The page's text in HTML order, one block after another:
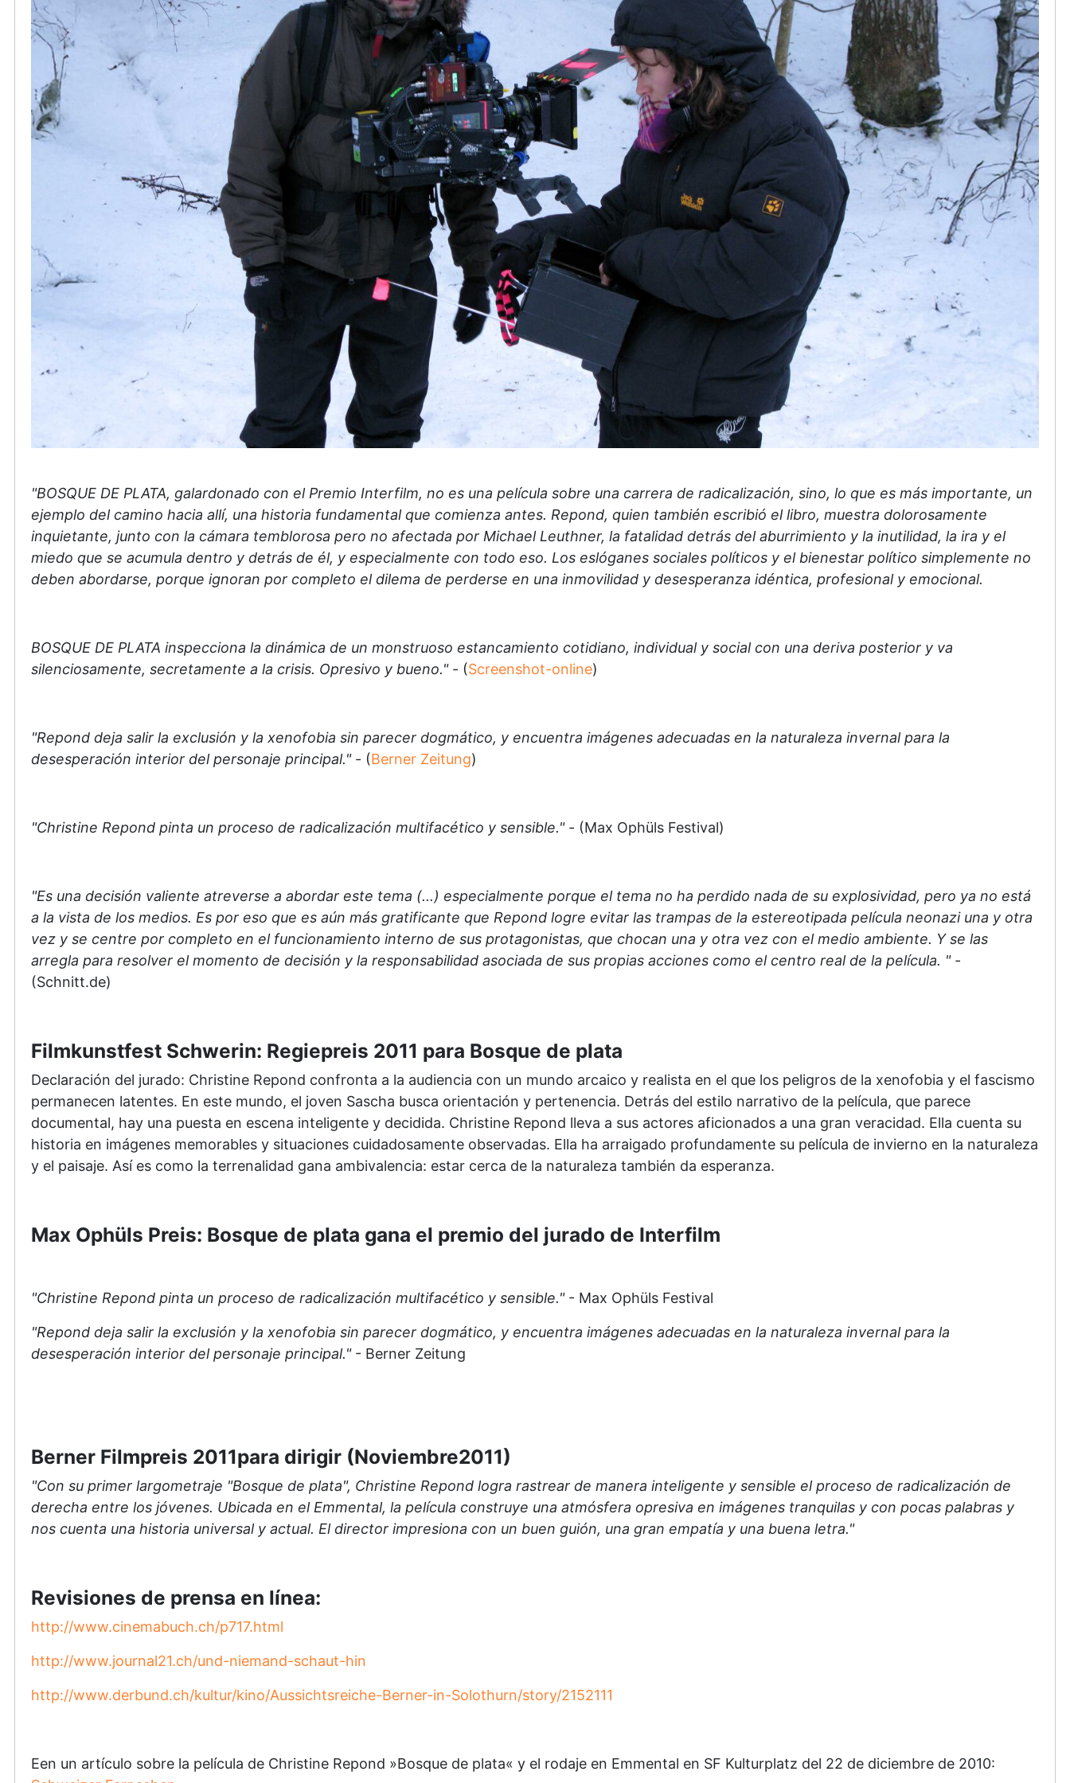
"BOSQUE DE PLATA, galardonado con el Premio Interfilm, no es una película sobre una carrera de radicalización, sino, lo que es más importante, un
ejemplo del camino hacia allí, una historia fundamental que comienza antes. Repond, quien también escribió el libro, muestra dolorosamente
inquietante, junto con la cámara temblorosa pero no afectada por Michael Leuthner, la fatalidad detrás del aburrimiento y la inutilidad, la ira y el
miedo que se acumula dentro y detrás de él, y especialmente con todo eso. Los eslóganes sociales políticos y el bienestar político simplemente no
deben abordarse, porque ignoran por completo el dilema de perderse en una inmovilidad y desesperanza idéntica, profesional y emocional.
BOSQUE DE PLATA inspecciona la dinámica de un monstruoso estancamiento cotidiano, individual y social con una deriva posterior y va
silenciosamente, secretamente a la crisis. Opresivo y bueno."- (Screenshot-online)
"Repond deja salir la exclusión y la xenofobia sin parecer dogmático, y encuentra imágenes adecuadas en la naturaleza invernal para la
desesperación interior del personaje principal."- (Berner Zeitung)
"Christine Repond pinta un proceso de radicalización multifacético y sensible."- (Max Ophüls Festival)
"Es una decisión valiente atreverse a abordar este tema (...) especialmente porque el tema no ha perdido nada de su explosividad, pero ya no está
a la vista de los medios. Es por eso que es aún más gratificante que Repond logre evitar las trampas de la estereotipada película neonazi una y otra
vez y se centre por completo en el funcionamiento interno de sus protagonistas, que chocan una y otra vez con el medio ambiente. Y se las
arregla para resolver el momento de decisión y la responsabilidad asociada de sus propias acciones como el centro real de la película. "-
(Schnitt.de)
Filmkunstfest Schwerin: Regiepreis 2011 para Bosque de plata
Declaración del jurado: Christine Repond confronta a la audiencia con un mundo arcaico y realista en el que los peligros de la xenofobia y el fascismo
permanecen latentes. En este mundo, el joven Sascha busca orientación y pertenencia. Detrás del estilo narrativo de la película, que parece
documental, hay una puesta en escena inteligente y decidida. Christine Repond lleva a sus actores aficionados a una gran veracidad. Ella cuenta su
historia en imágenes memorables y situaciones cuidadosamente observadas. Ella ha arraigado profundamente su película de invierno en la naturaleza
y el paisaje. Así es como la terrenalidad gana ambivalencia: estar cerca de la naturaleza también da esperanza.
Max Ophüls Preis: Bosque de plata gana el premio del jurado de Interfilm
"Christine Repond pinta un proceso de radicalización multifacético y sensible."- Max Ophüls Festival
"Repond deja salir la exclusión y la xenofobia sin parecer dogmático, y encuentra imágenes adecuadas en la naturaleza invernal para la
desesperación interior del personaje principal."- Berner Zeitung
Berner Filmpreis 2011para dirigir (Noviembre2011)
"Con su primer largometraje "Bosque de plata", Christine Repond logra rastrear de manera inteligente y sensible el proceso de radicalización de
derecha entre los jóvenes. Ubicada en el Emmental, la película construye una atmósfera opresiva en imágenes tranquilas y con pocas palabras y
nos cuenta una historia universal y actual. El director impresiona con un buen guión, una gran empatía y una buena letra."
Revisiones de prensa en línea:
http://www.cinemabuch.ch/p717.html
http://www.journal21.ch/und-niemand-schaut-hin
http://www.derbund.ch/kultur/kino/Aussichtsreiche-Berner-in-Solothurn/story/2152111
Een un artículo sobre la película de Christine Repond »Bosque de plata« y el rodaje en Emmental en SF Kulturplatz del 22 de diciembre de 2010: